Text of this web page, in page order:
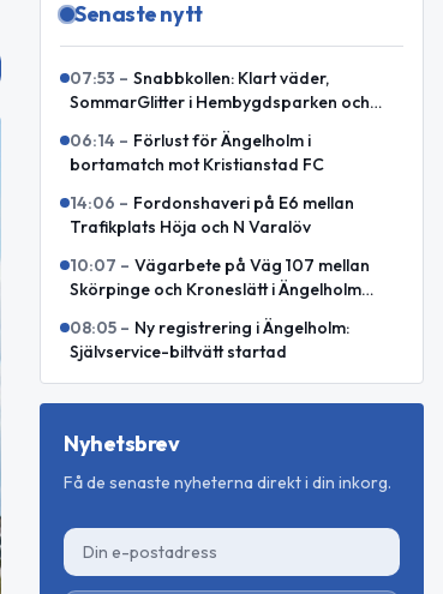
Senaste nytt
07:53 – Snabbkollen: Klart väder,
SommarGlitter i Hembygdsparken och
internationellt försvarssamarbete
06:14 – Förlust för Ängelholm i
bortamatch mot Kristianstad FC
14:06 – Fordonshaveri på E6 mellan
Trafikplats Höja och N Varalöv
10:07 – Vägarbete på Väg 107 mellan
Skörpinge och Kroneslätt i Ängelholm
08:05 – Ny registrering i Ängelholm:
Självservice-biltvätt startad
Nyhetsbrev
Få de senaste nyheterna direkt i din inkorg.